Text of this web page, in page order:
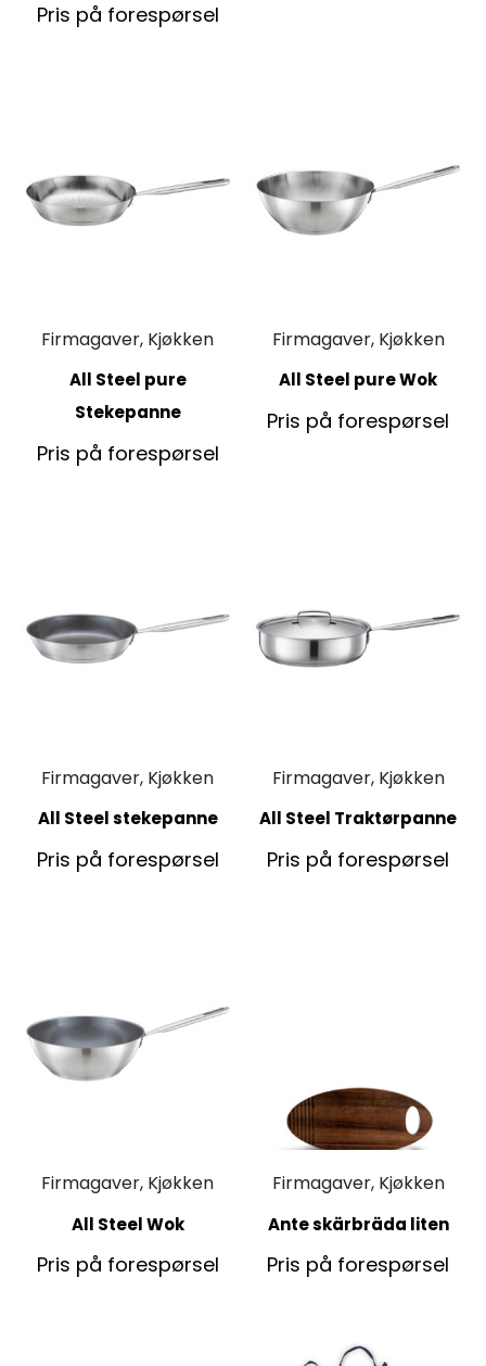
Pris på forespørsel
Firmagaver, Kjøkken
All Steel pure
Stekepanne
Pris på forespørsel
Firmagaver, Kjøkken
All Steel pure Wok
Pris på forespørsel
Firmagaver, Kjøkken
All Steel stekepanne
Pris på forespørsel
Firmagaver, Kjøkken
All Steel Traktørpanne
Pris på forespørsel
Firmagaver, Kjøkken
All Steel Wok
Pris på forespørsel
Firmagaver, Kjøkken
Ante skärbräda liten
Pris på forespørsel